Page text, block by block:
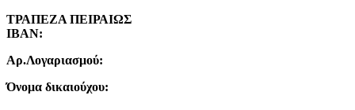
ΤΡΑΠΕΖΑ ΠΕΙΡΑΙΩΣ
IBAN:
Αρ.Λογαριασμού:
Όνομα δικαιούχου: